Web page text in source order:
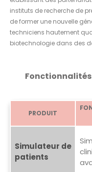
instituts de recherche de
de former une nouvelle
techniciens hautement
biotechnologie dans des
PRODUIT
Simulateur de
patients